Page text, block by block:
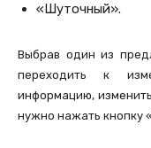
«Шуточный».
Выбрав один из
переходить к
информацию,
нужно нажать кнопку